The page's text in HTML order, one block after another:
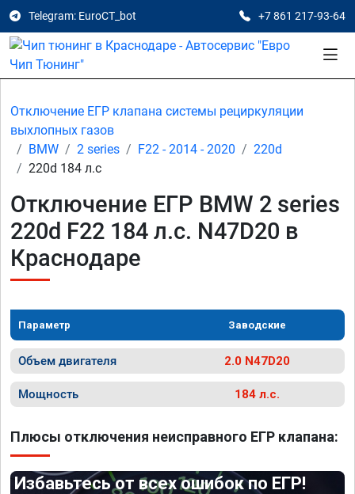
Telegram: EuroCT_bot +7 861 217-93-64
Отключение ЕГР клапана системы рециркуляции
выхлопных газов
BMW
2 series F22 - 2014 - 2020
220d
220d 184 л.с
Отключение ЕГР BMW 2 series
220d F22 184 л.с. N47D20 в
Краснодаре
Параметр Заводские
Объем двигателя 2.0 N47D20
Мощность 184 л.с.
Плюсы отключения неисправного ЕГР клапана:
Избавьтесь от всех ошибок по ЕГР!